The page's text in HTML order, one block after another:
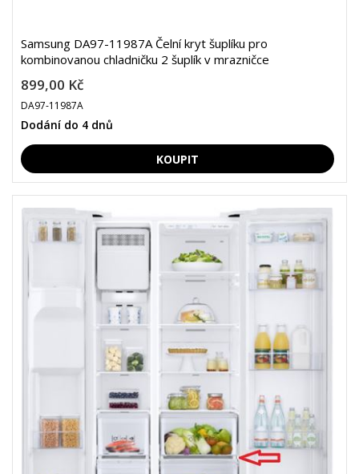
Samsung DA97-11987A Čelní kryt šuplíku pro
kombinovanou chladničku 2 šuplík v mrazničce
899,00 Kč
DA97-11987A
Dodání do 4 dnů